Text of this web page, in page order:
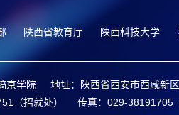
陕西省教育厅 陕西科技大学
京学院
地址：陕西省西安市西咸新
（招就处） 传真：029-38191705